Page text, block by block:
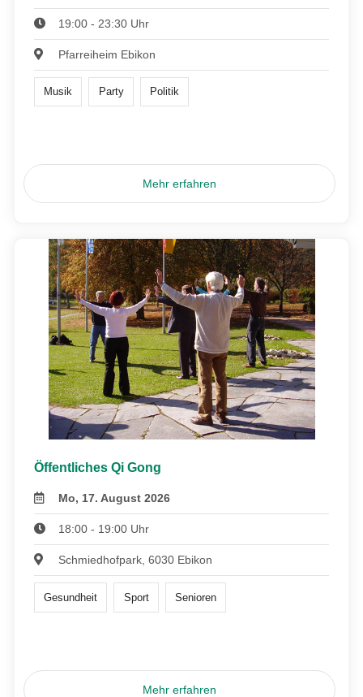
19:00 - 23:30 Uhr
Pfarreiheim Ebikon
Musik Party Politik
Mehr erfahren
Öffentliches Qi Gong
Mo, 17. August 2026
18:00 - 19:00 Uhr
Schmiedhofpark, 6030 Ebikon
Gesundheit Sport Senioren
Mehr erfahren